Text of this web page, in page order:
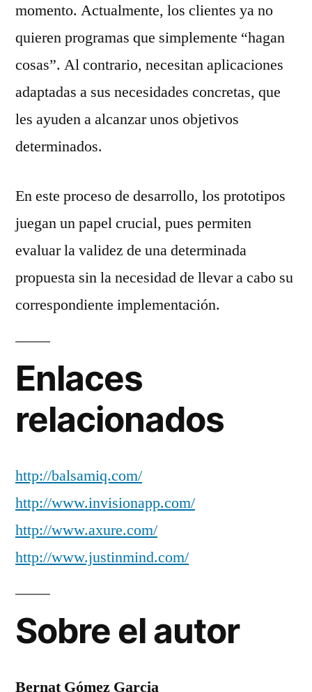
momento. Actualmente, los clientes ya no
quieren programas que simplemente “hagan
cosas”. Al contrario, necesitan aplicaciones
adaptadas a sus necesidades concretas, que
les ayuden a alcanzar unos objetivos
determinados.
En este proceso de desarrollo, los prototipos
juegan un papel crucial, pues permiten
evaluar la validez de una determinada
propuesta sin la necesidad de llevar a cabo su
correspondiente implementación.
Enlaces
relacionados
http://balsamiq.com/
http://www.invisionapp.com/
http://www.axure.com/
http://www.justinmind.com/
Sobre el autor
Bernat Gómez Garcia